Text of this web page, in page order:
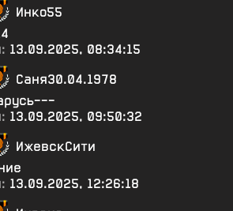
Инко55
13.09.2025, 08:34:15
Саня30.04.1978
13.09.2025, 09:50:32
ИжевскСити
13.09.2025, 12:26:18